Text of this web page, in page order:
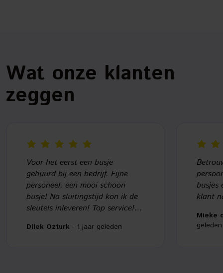
Wat onze klanten
zeggen
Voor het eerst een busje
gehuurd bij een bedrijf. Fijne
personeel, een mooi schoon
busje! Na sluitingstijd kon ik de
sleutels inleveren! Top service!
Dilek Ozturk - 1 jaar geleden
busjes
klant
Mieke
geleden